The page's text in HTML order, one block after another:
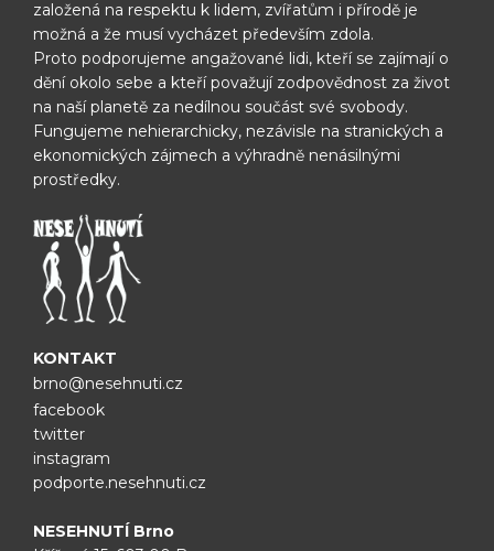
založená na respektu k lidem, zvířatům i přírodě je
možná a že musí vycházet především zdola.
Proto podporujeme angažované lidi, kteří se zajímají o
dění okolo sebe a kteří považují zodpovědnost za život
na naší planetě za nedílnou součást své svobody.
Fungujeme nehierarchicky, nezávisle na stranických a
ekonomických zájmech a výhradně nenásilnými
prostředky.
KONTAKT
brno@nesehnuti.cz
facebook
twitter
instagram
podporte.nesehnuti.cz
NESEHNUTÍ Brno